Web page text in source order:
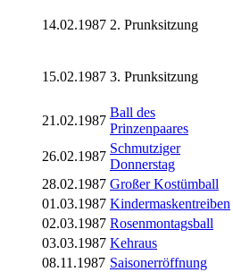
14.02.1987 2. Prunksitzung
15.02.1987 3. Prunksitzung
21.02.1987
Ball des
Prinzenpaares
26.02.1987
Schmutziger
Donnerstag
28.02.1987 Großer Kostümball
01.03.1987 Kindermaskentreiben
02.03.1987 Rosenmontagsball
03.03.1987 Kehraus
08.11.1987 Saisonerröffnung